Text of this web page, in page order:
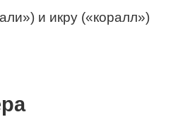
и икру («коралл»)